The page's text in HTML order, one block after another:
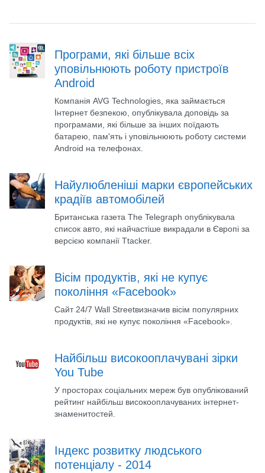
Програми, які більше всіх
уповільнюють роботу пристроїв
Android
Компанія AVG Technologies, яка займається
Інтернет безпекою, опублікувала доповідь за
програмами, які більше за інших поїдають
батарею, пам'ять і уповільнюють роботу системи
Android на телефонах.
Найулюбленіші марки європейських
крадіїв автомобілей
Британська газета The Telegraph опублікувала
список авто, які найчастіше викрадали в Європі за
версією компанії Ttacker.
Вісім продуктів, які не купує
покоління «Facebook»
Сайт 24/7 Wall Streetвизначив вісім популярних
продуктів, які не купує покоління «Facebook».
Найбільш високооплачувані зірки
You Tube
У просторах соціальних мереж був опублікований
рейтинг найбільш високооплачуваних інтернет-
знаменитостей.
Індекс розвитку людського
потенціалу - 2014